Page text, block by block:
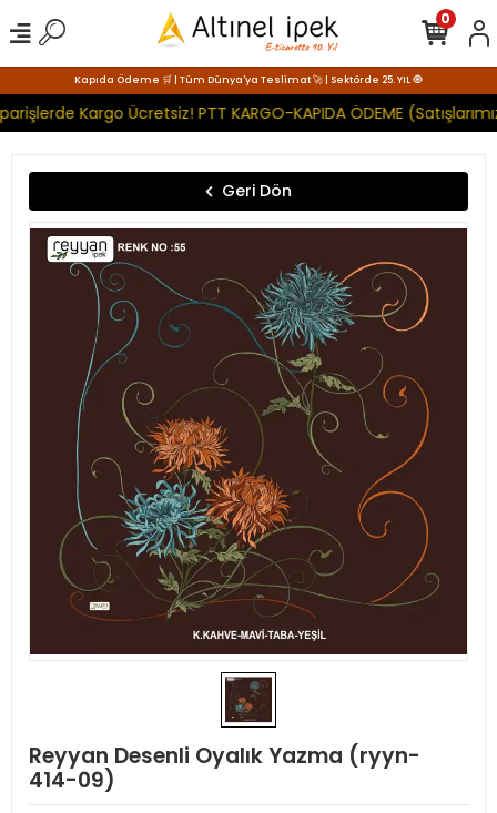
Kapıda Ödeme 🛒 | Tüm Dünya'ya Teslimat 🚀 | Sektörde 25. YIL 🧿
Kargo Ücretsiz! PTT KARGO-KAPIDA ÖDEME
0
Geri Dön
Reyyan Desenli Oyalık Yazma (ryyn-
414-09)